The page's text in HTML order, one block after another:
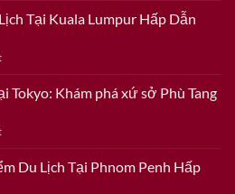
Bắc
Dẫn
2026
Điểm
Du
Tại
Hấp
2026
Tại Kuala Lumpur Hấp Dẫn
ở
Địa
Điểm
Lịch
Kuala
Tokyo: Khám phá xứ sở Phù Tang
ở
điểm
du
Du Lịch Tại Phnom Penh Hấp